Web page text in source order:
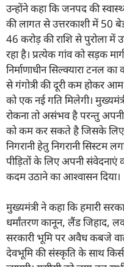
उन्होंने कहा कि जनपद की
की लागत से उत्तरकाशी में 50
46 करोड़ की राशि से पुरोला में
रहा है। प्रत्येक गांव को सड़क
निर्माणाधीन सिल्क्यारा टनल
से गंगोत्री की दूरी कम होकर
को एक नई गति मिलेगी।
रोकना तो असंभव है परन्तु
को कम कर सकते है जिसके लिए
निगरानी हेतु निगरानी सिस्टम
पीड़ितों के लिए अपनी
कदम उठाने का आश्वासन दिया।
मुख्यमंत्री ने कहा कि हमारी
धर्मांतरण कानून, लैंड जिहाद,
सरकारी भूमि पर अवैध कबजे
देवभूमि की संस्कृति के साथ